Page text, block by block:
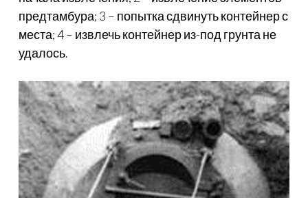
предтамбура; 3 – попытка сдвинуть контейнер с
места; 4 – извлечь контейнер из-под грунта не
удалось.